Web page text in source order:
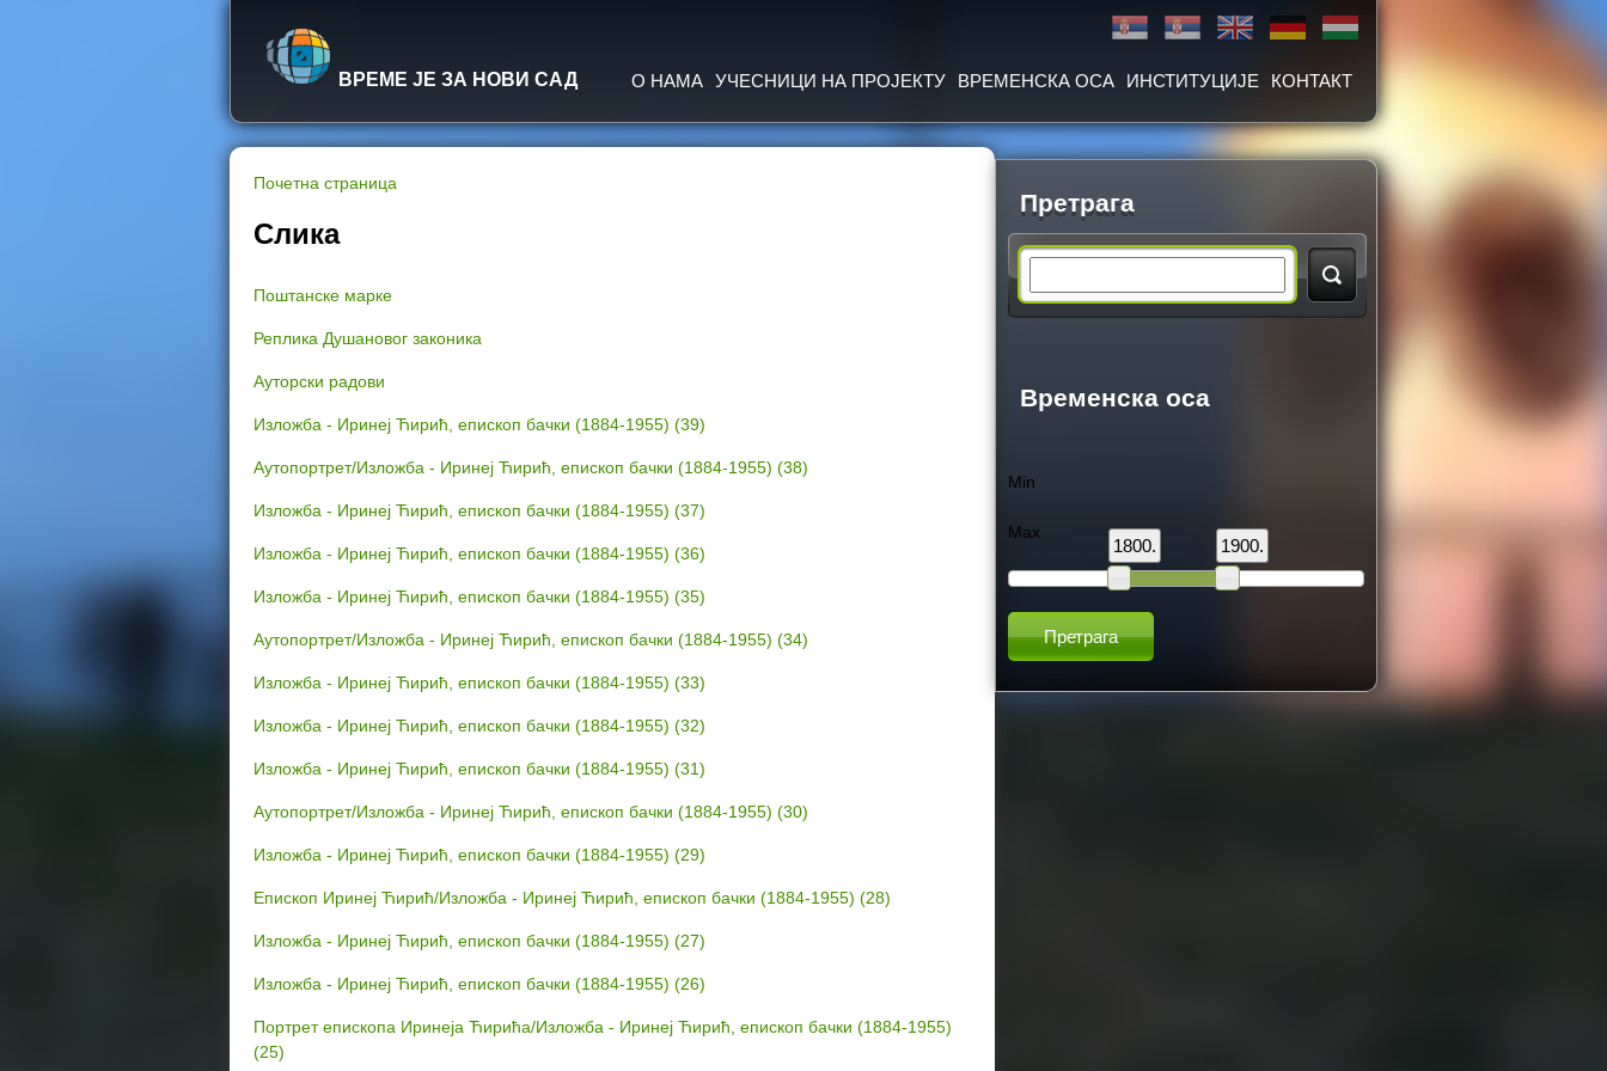
ВРЕМЕ ЈЕ ЗА НОВИ САД О НАМА УЧЕСНИЦИ НА ПРОЈЕКТУ ВРЕМЕНСКА ОСА ИНСТИТУЦИЈЕ КОНТАКТ
Y
a
r
e
h
e
Почетна страница
Слика
Поштанске марке
Реплика Душановог законика
Ауторски радови
Изложба - Иринеј Ћирић, епископ бачки (1884-1955) (39)
Аутопортрет/Изложба - Иринеј Ћирић, епископ бачки (1884-1955) (38)
Изложба - Иринеј Ћирић, епископ бачки (1884-1955) (37)
Изложба - Иринеј Ћирић, епископ бачки (1884-1955) (36)
Изложба - Иринеј Ћирић, епископ бачки (1884-1955) (35)
Аутопортрет/Изложба - Иринеј Ћирић, епископ бачки (1884-1955) (34)
Изложба - Иринеј Ћирић, епископ бачки (1884-1955) (33)
Изложба - Иринеј Ћирић, епископ бачки (1884-1955) (32)
Изложба - Иринеј Ћирић, епископ бачки (1884-1955) (31)
Аутопортрет/Изложба - Иринеј Ћирић, епископ бачки (1884-1955) (30)
Изложба - Иринеј Ћирић, епископ бачки (1884-1955) (29)
Епископ Иринеј Ћирић/Изложба - Иринеј Ћирић, епископ бачки (1884-1955) (28)
Изложба - Иринеј Ћирић, епископ бачки (1884-1955) (27)
Изложба - Иринеј Ћирић, епископ бачки (1884-1955) (26)
Портрет епископа Иринеја Ћирића/Изложба - Иринеј Ћирић, епископ бачки (1884-1955)
(25)
Претрага
a
h
Временска оса
Min
Max
1800. 1900.